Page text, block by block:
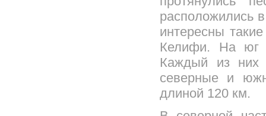
расположились
интересны
Келифи. На юг
Каждый из них
северные и
длиной 120 км.